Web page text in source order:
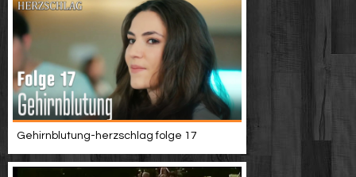
Gehirnblutung-herzschlag folge 17